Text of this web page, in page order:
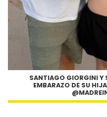
SANTIAGO GIORGINI Y
EMBARAZO DE SU